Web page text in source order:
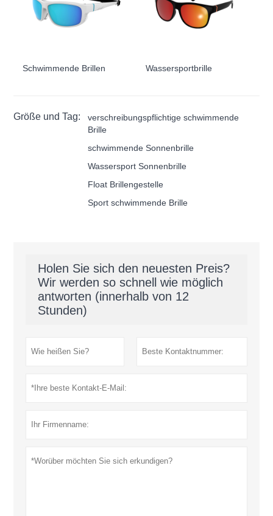
Schwimmende Brillen Wassersportbrille
Größe und Tag:
verschreibungspflichtige schwimmende
Brille
schwimmende Sonnenbrille
Wassersport Sonnenbrille
Float Brillengestelle
Sport schwimmende Brille
Holen Sie sich den neuesten Preis?
Wir werden so schnell wie möglich
antworten (innerhalb von 12
Stunden)